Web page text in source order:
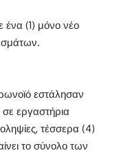
(1) μόνο νέο
εστάλησαν
εργαστήρια
τέσσερα (4)
το σύνολο των